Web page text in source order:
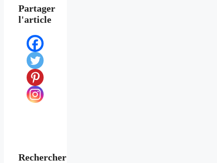
Partager
l'article
Rechercher